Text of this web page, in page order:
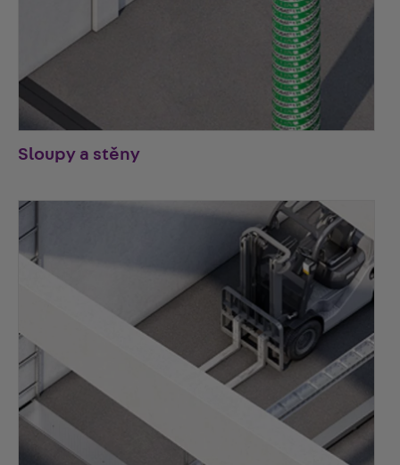
Sloupy a stěny